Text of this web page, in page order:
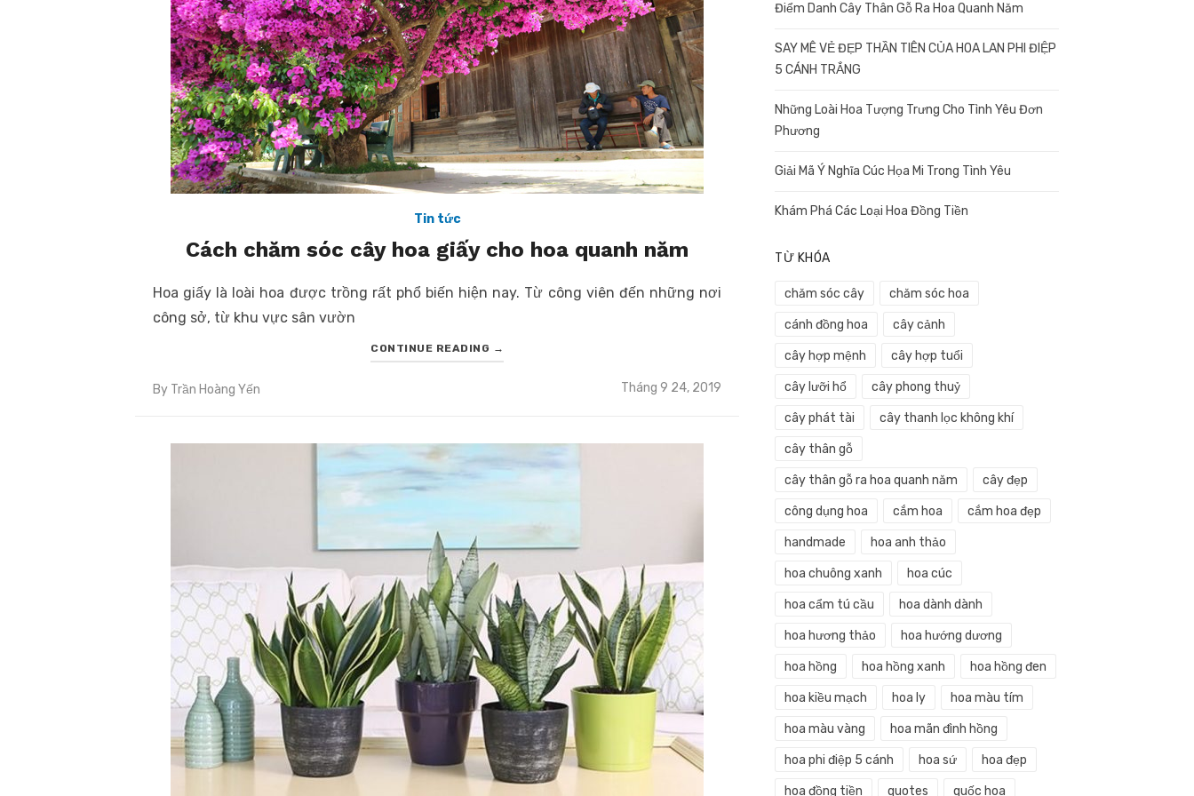
Tin tức
Cách chăm sóc cây hoa giấy cho hoa quanh năm
Hoa giấy là loài hoa được trồng rất phổ biến hiện nay. Từ công viên đến những nơi
công sở, từ khu vực sân vườn
CONTINUE READING →
By Trần Hoàng Yến
Posted
Tháng 9 24, 2019
Điểm Danh Cây Thân Gỗ Ra Hoa Quanh Năm
SAY MÊ VẺ ĐẸP THẦN TIÊN CỦA HOA LAN PHI ĐIỆP
5 CÁNH TRẮNG
Những Loài Hoa Tượng Trưng Cho Tình Yêu Đơn
Phương
Giải Mã Ý Nghĩa Cúc Họa Mi Trong Tình Yêu
Khám Phá Các Loại Hoa Đồng Tiền
TỪ KHÓA
chăm sóc cây chăm sóc hoa
cánh đồng hoa cây cảnh
cây hợp mệnh cây hợp tuổi
cây lưỡi hổ cây phong thuỷ
cây phát tài cây thanh lọc không khí
cây thân gỗ
cây thân gỗ ra hoa quanh năm cây đẹp
công dụng hoa cắm hoa cắm hoa đẹp
handmade hoa anh thảo
hoa chuông xanh hoa cúc
hoa cẩm tú cầu hoa dành dành
hoa hương thảo hoa hướng dương
hoa hồng hoa hồng xanh hoa hồng đen
hoa kiều mạch hoa ly hoa màu tím
hoa màu vàng hoa mãn đình hồng
hoa phi điệp 5 cánh hoa sứ hoa đẹp
hoa đồng tiền quotes quốc hoa